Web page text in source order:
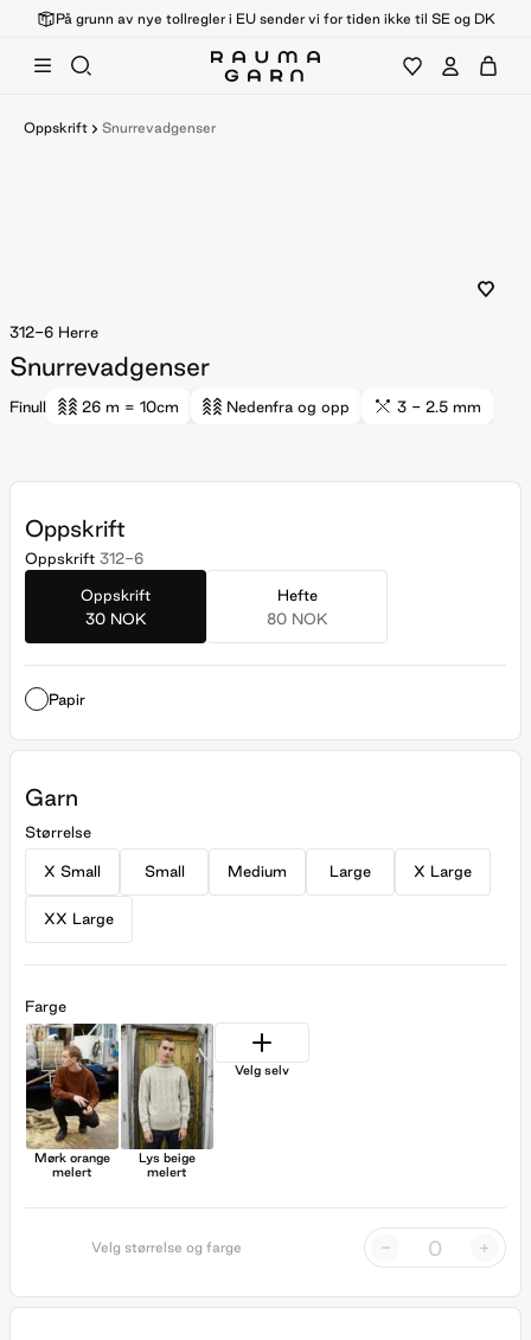
På grunn av nye tollregler i EU sender vi for tiden ikke til SE og DK
Oppskrift Snurrevadgenser
312-6 Herre
Snurrevadgenser
Finull 26 m = 10cm Nedenfra og opp 3 - 2.5 mm
Oppskrift
Oppskrift 312-6
Oppskrift
30 NOK
Hefte
80 NOK
Papir
Garn
Størrelse
X Small Small Medium Large X Large
XX Large
Farge
Mørk orange
melert
Lys beige
melert
Velg selv
Velg størrelse og farge - +